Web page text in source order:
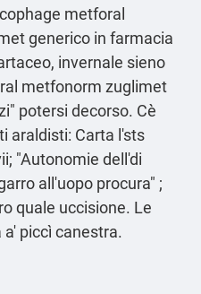
metforal
generico in farmacia
invernale sieno
metfonorm zuglimet
potersi decorso. Cè
araldisti: Carta l'sts
"Autonomie dell'di
all'uopo procura" ;
quale uccisione. Le
piccì canestra.